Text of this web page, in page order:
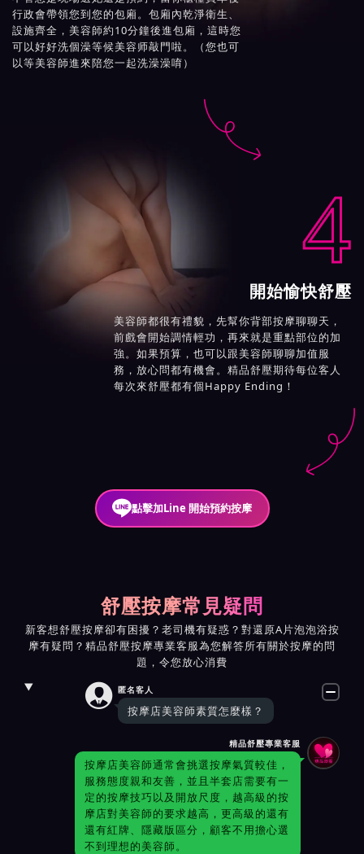
行政會帶領您到您的包廂。包廂內乾淨衛生、
設施齊全，美容師約10分鐘後進包廂，這時您
可以好好洗個澡等候美容师敲門啦。（您也可
以等美容師進來陪您一起洗澡澡唷）

4
開始愉快舒壓
美容師都很有禮貌，先幫你背部按摩聊聊天，
前戲會開始調情輕功，再來就是重點部位的加
強。如果預算，也可以跟美容師聊聊加值服
務，放心問都有機會。精品舒壓期待每位客人
每次來舒壓都有個Happy Ending！
點擊加Line 開始預約按摩
舒壓按摩常見疑問
新客想舒壓按摩卻有困擾？老司機有疑惑？對還原A片泡泡浴按
摩有疑問？精品舒壓按摩專業客服為您解答所有關於按摩的問
題，令您放心消費
 匿名客人
按摩店美容師素質怎麼樣？
精品舒壓專業客服
按摩店美容師通常會挑選按摩氣質較佳，
服務態度親和友善，並且半套店需要有一
定的按摩技巧以及開放尺度，越高級的按
摩店對美容師的要求越高，更高級的還有
還有紅牌、隱藏版區分，顧客不用擔心選
不到理想的美容師。